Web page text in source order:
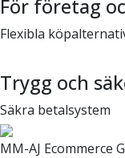
För företag
Flexibla
Trygg och
Säkra betalsystem
MM-AJ Ecommerce